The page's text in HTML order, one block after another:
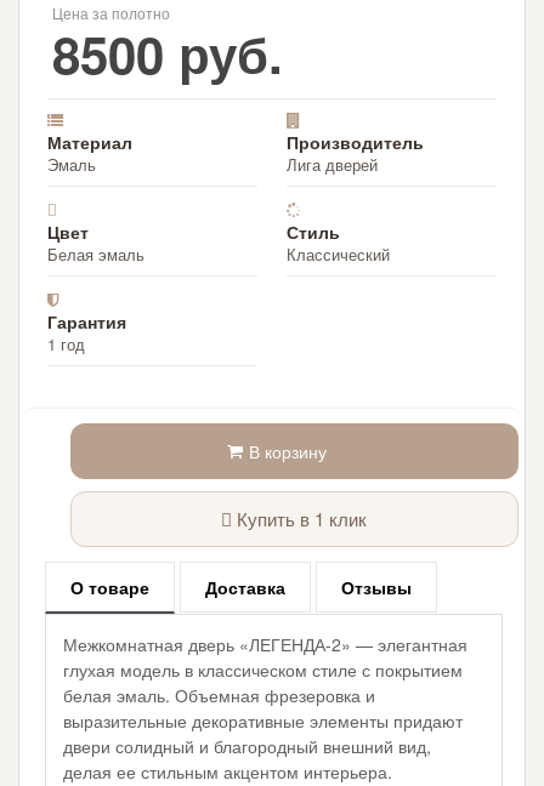
Цена за полотно
8500 руб.
Материал
Эмаль
Производитель
Лига дверей
Цвет
Белая эмаль
Стиль
Классический
Гарантия
1 год
В корзину
Купить в 1 клик
О товаре Доставка Отзывы
Межкомнатная дверь «ЛЕГЕНДА-2» — элегантная
глухая модель в классическом стиле с покрытием
белая эмаль. Объемная фрезеровка и
выразительные декоративные элементы придают
двери солидный и благородный внешний вид,
делая ее стильным акцентом интерьера.